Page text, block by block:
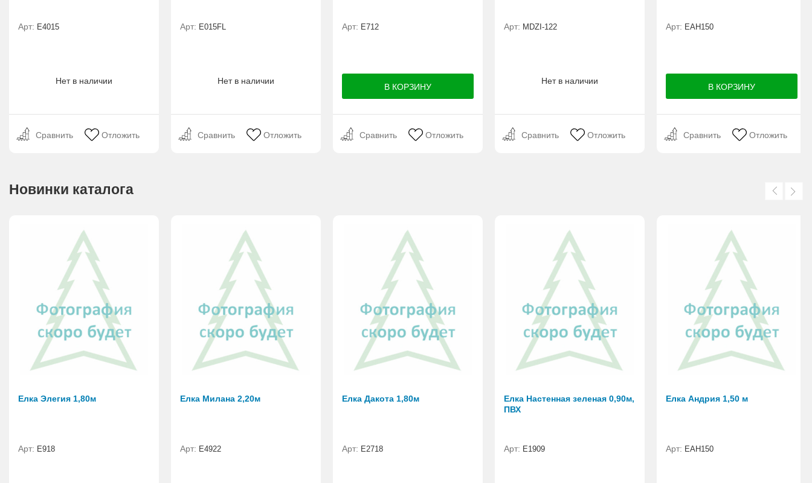
Арт: E4015
Нет в наличии
Сравнить Отложить
Арт: E015FL
Нет в наличии
Сравнить Отложить
Арт: E712
Сравнить Отложить
Арт: MDZI-122
Нет в наличии
Сравнить Отложить
Арт: ЕАН150
Сравнить Отложить
Новинки каталога
Елка Элегия 1,80м
Арт: E918
Елка Милана 2,20м
Арт: Е4922
Елка Дакота 1,80м
Арт: Е2718
Елка Настенная зеленая 0,90м,
ПВХ
Арт: E1909
Елка Андрия 1,50 м
Арт: ЕАН150